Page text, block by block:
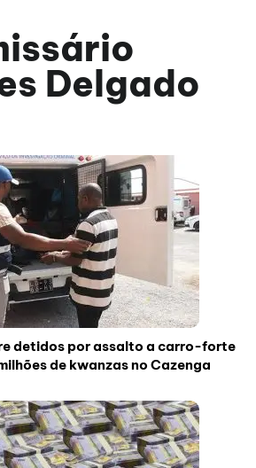
Delgado
detidos por assalto a carro-forte
de kwanzas no Cazenga